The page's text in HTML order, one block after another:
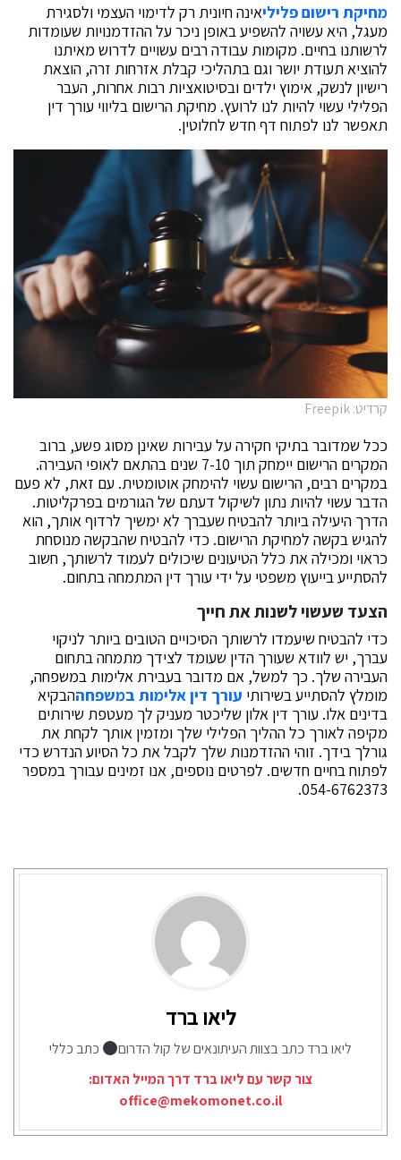
מחיקת רישום פליליאינה חיונית רק לדימוי העצמי ולסגירת
מעגל, היא עשויה להשפיע באופן ניכר על ההזדמנויות שעומדות
לרשותנו בחיים. מקומות עבודה רבים עשויים לדרוש מאיתנו
להוציא תעודת יושר וגם בתהליכי קבלת אזרחות זרה, הוצאת
רישיון לנשק, אימוץ ילדים ובסיטואציות רבות אחרות, העבר
הפלילי עשוי להיות לנו לרועץ. מחיקת הרישום בליווי עורך דין
תאפשר לנו לפתוח דף חדש לחלוטין.
קרדיט: Freepik
ככל שמדובר בתיקי חקירה על עבירות שאינן מסוג פשע, ברוב
המקרים הרישום יימחק תוך 7-10 שנים בהתאם לאופי העבירה.
במקרים רבים, הרישום עשוי להימחק אוטומטית. עם זאת, לא פעם
הדבר עשוי להיות נתון לשיקול דעתם של הגורמים בפרקליטות.
הדרך היעילה ביותר להבטיח שעברך לא ימשיך לרדוף אותך, הוא
להגיש בקשה למחיקת הרישום. כדי להבטיח שהבקשה מנוסחת
כראוי ומכילה את כלל הטיעונים שיכולים לעמוד לרשותך, חשוב
להסתייע בייעוץ משפטי על ידי עורך דין המתמחה בתחום.
הצעד שעשוי לשנות את חייך
כדי להבטיח שיעמדו לרשותך הסיכויים הטובים ביותר לניקוי
עברך, יש לוודא שעורך הדין שעומד לצידך מתמחה בתחום
העבירה שלך. כך למשל, אם מדובר בעבירת אלימות במשפחה,
מומלץ להסתייע בשירותי עורך דין אלימות במשפחההבקיא
בדינים אלו. עורך דין אלון שליכטר מעניק לך מעטפת שירותים
מקיפה לאורך כל ההליך הפלילי שלך ומזמין אותך לקחת את
גורלך בידך. זוהי ההזדמנות שלך לקבל את כל הסיוע הנדרש כדי
לפתוח בחיים חדשים. לפרטים נוספים, אנו זמינים עבורך במספר
054-6762373.
ליאו ברד
ליאו ברד כתב בצוות העיתונאים של קול הדרום
כתב כללי
צור קשר עם ליאו ברד דרך המייל האדום:
office@mekomonet.co.il